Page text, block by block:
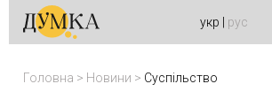
укр рус
Головна > Новини > Суспільство